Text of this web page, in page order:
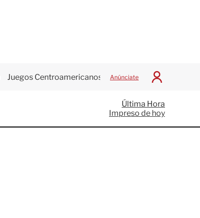
Juegos Centroamericanos Anúnciate
I
c
i
a
Última Hora
Impreso de hoy